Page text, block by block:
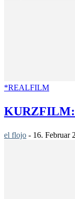
*REALFILM
el flojo - 16. Februar